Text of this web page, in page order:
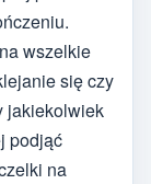
wszelkie
się czy
jakiekolwiek
podjąć
na